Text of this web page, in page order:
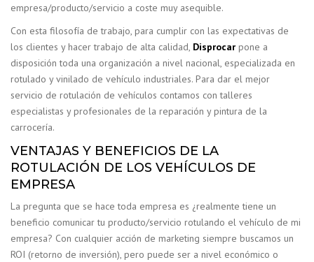
empresa/producto/servicio a coste muy asequible.
Con esta filosofía de trabajo, para cumplir con las expectativas de
los clientes y hacer trabajo de alta calidad, Disprocar pone a
disposición toda una organización a nivel nacional, especializada en
rotulado y vinilado de vehículo industriales. Para dar el mejor
servicio de rotulación de vehículos contamos con talleres
especialistas y profesionales de la reparación y pintura de la
carrocería.
VENTAJAS Y BENEFICIOS DE LA
ROTULACIÓN DE LOS VEHÍCULOS DE
EMPRESA
La pregunta que se hace toda empresa es ¿realmente tiene un
beneficio comunicar tu producto/servicio rotulando el vehículo de mi
empresa? Con cualquier acción de marketing siempre buscamos un
ROI (retorno de inversión), pero puede ser a nivel económico o